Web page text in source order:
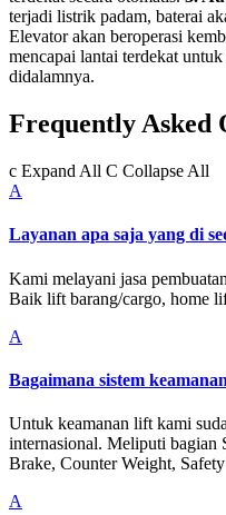
terjadi listrik padam, baterai
Elevator akan beroperasi
mencapai lantai terdekat
didalamnya.
Frequently Asked
c Expand All C Collapse All
A
Layanan apa saja yang di
Kami melayani jasa
Baik lift barang/cargo, home
A
Bagaimana sistem
Untuk keamanan lift kami
internasional. Meliputi bagian
Brake, Counter Weight,
A